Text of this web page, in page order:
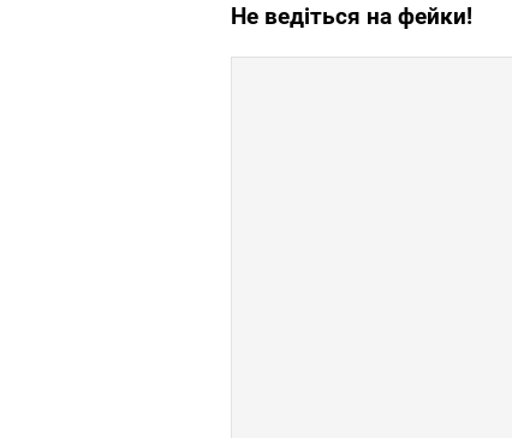
Не ведіться на фейки!